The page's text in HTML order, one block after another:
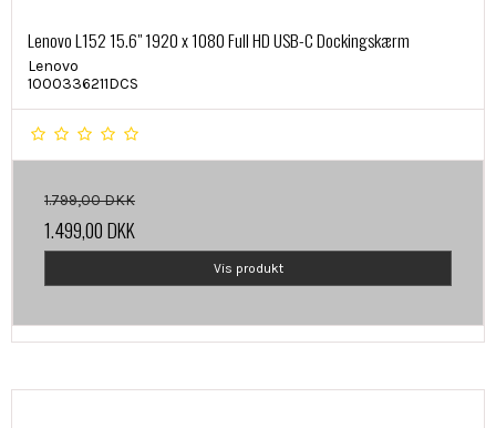
Lenovo L152 15.6" 1920 x 1080 Full HD USB-C Dockingskærm
Lenovo
1000336211DCS
1.799,00 DKK
1.499,00 DKK
Vis produkt